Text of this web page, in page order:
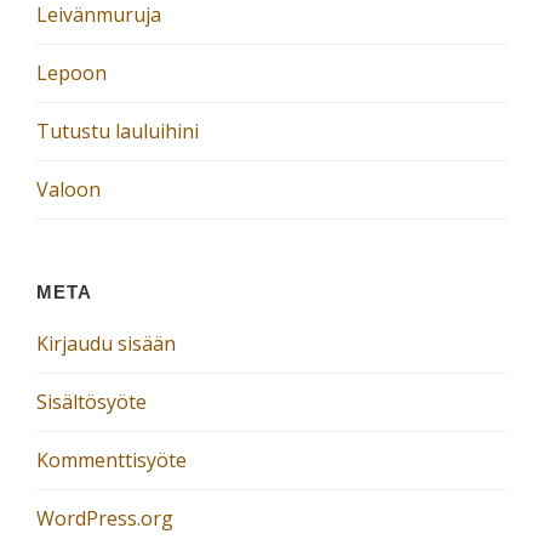
Leivänmuruja
Lepoon
Tutustu lauluihini
Valoon
META
Kirjaudu sisään
Sisältösyöte
Kommenttisyöte
WordPress.org